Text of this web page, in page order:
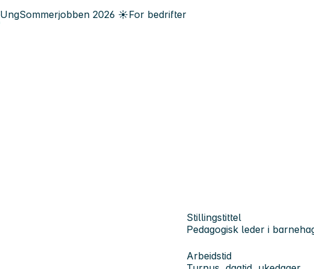
UngSommerjobben 2026 ☀️For bedrifter
Stillingstittel
Pedagogisk leder i
Arbeidstid